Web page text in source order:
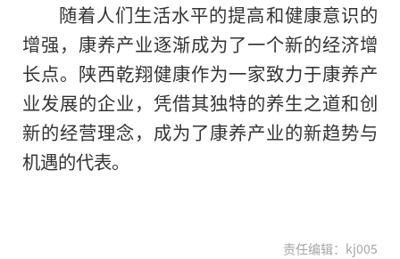
随着人们生活水平的提高和健康意识的
增强，康养产业逐渐成为了一个新的经济增
长点。陕西乾翔健康作为一家致力于康养产
业发展的企业，凭借其独特的养生之道和创
新的经营理念，成为了康养产业的新趋势与
机遇的代表。
责任编辑：kj005